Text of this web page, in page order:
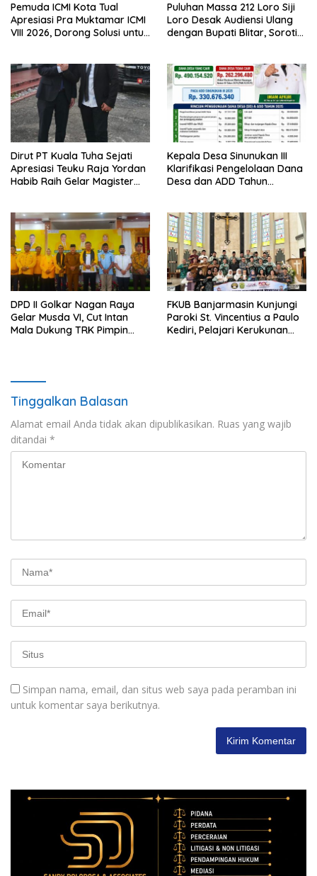
Pemuda ICMI Kota Tual
Apresiasi Pra Muktamar ICMI
VIII 2026, Dorong Solusi untuk
Puluhan Massa 212 Loro Siji
Loro Desak Audiensi Ulang
dengan Bupati Blitar, Soroti
Dirut PT Kuala Tuha Sejati
Apresiasi Teuku Raja Yordan
Habib Raih Gelar Magister
Kepala Desa Sinunukan III
Klarifikasi Pengelolaan Dana
Desa dan ADD Tahun
DPD II Golkar Nagan Raya
Gelar Musda VI, Cut Intan
Mala Dukung TRK Pimpin
FKUB Banjarmasin Kunjungi
Paroki St. Vincentius a Paulo
Kediri, Pelajari Kerukunan
Tinggalkan Balasan
Alamat email Anda tidak akan dipublikasikan. Ruas yang wajib
ditandai *
Simpan nama, email, dan situs web saya pada peramban ini
untuk komentar saya berikutnya.